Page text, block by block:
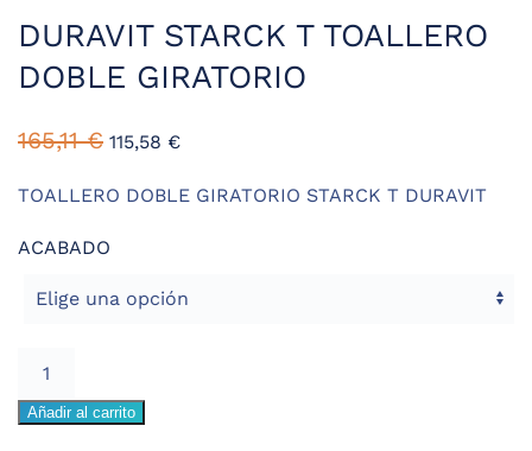
DURAVIT STARCK T TOALLERO
DOBLE GIRATORIO
165,11€ 115,58 €
TOALLERO DOBLE GIRATORIO STARCK T DURAVIT
ACABADO
TAñadir al carrito